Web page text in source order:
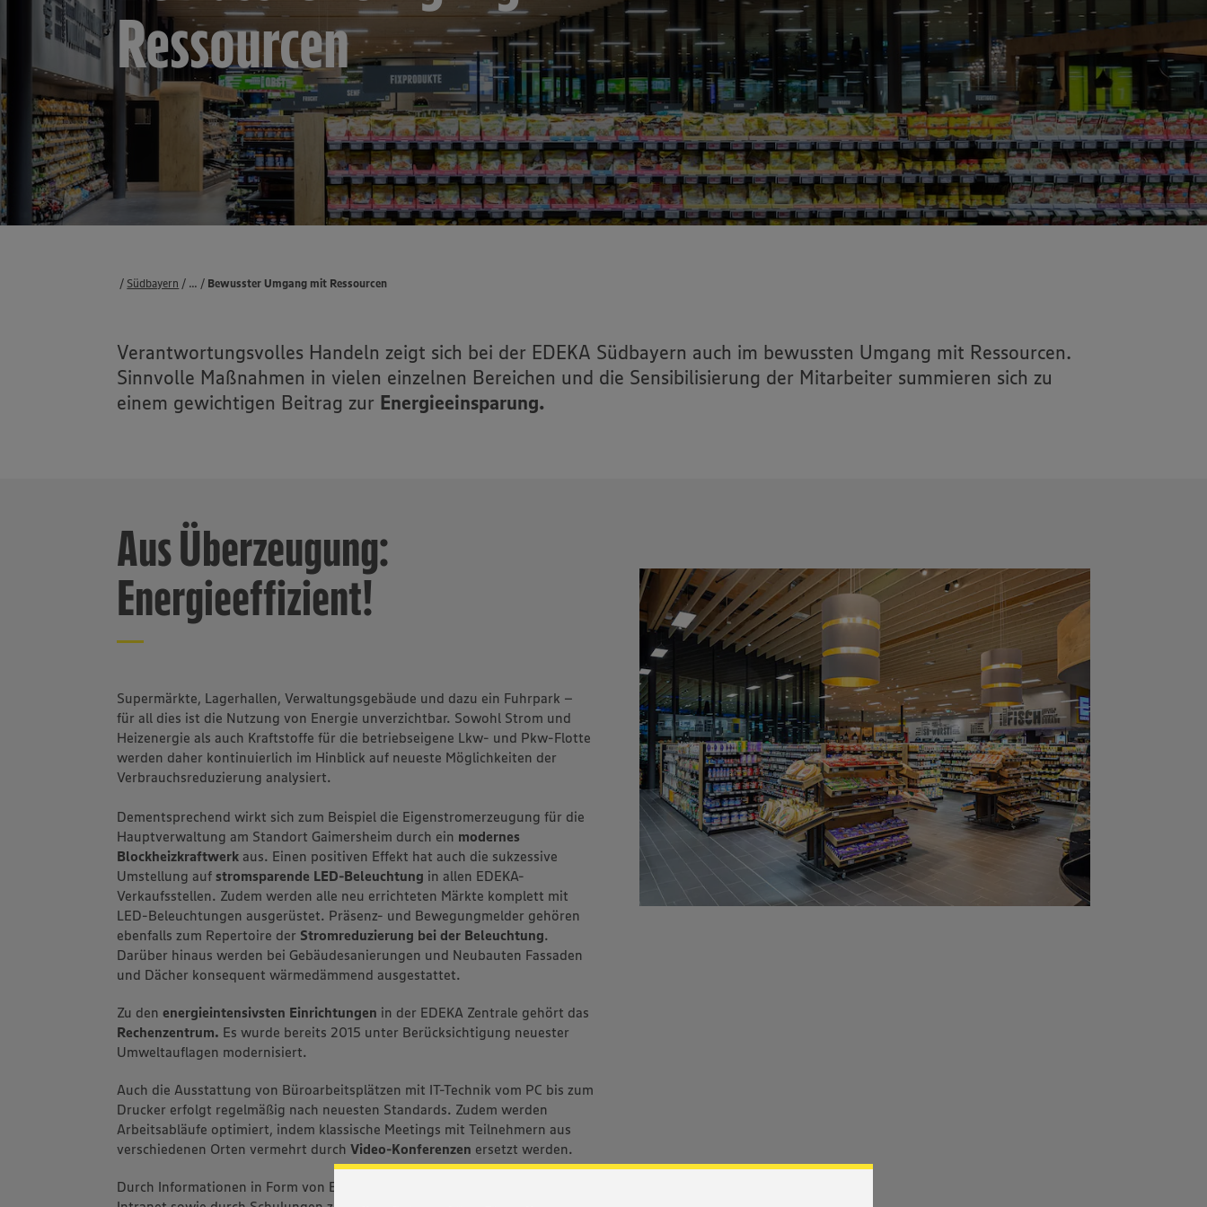
Verpackungen
Apeel-Produkte
Mikroplastikfrei-Siegel
Verkehrssicherheit: Aktion
Abbiegeassistent
Südbayern Verantwortung
Umwelt
Bewusster Umgang mit Ressourcen
...
Ressourcen
Verantwortungsvolles Handeln zeigt sich bei der EDEKA Südbayern auch im bewussten Umgang mit Ressourcen.
Sinnvolle Maßnahmen in vielen einzelnen Bereichen und die Sensibilisierung der Mitarbeiter summieren sich zu
einem gewichtigen Beitrag zur Energieeinsparung.
Aus Überzeugung:
Energieeffizient!
Supermärkte, Lagerhallen, Verwaltungsgebäude und dazu ein Fuhrpark –
für all dies ist die Nutzung von Energie unverzichtbar. Sowohl Strom und
Heizenergie als auch Kraftstoffe für die betriebseigene Lkw- und Pkw-Flotte
werden daher kontinuierlich im Hinblick auf neueste Möglichkeiten der
Verbrauchsreduzierung analysiert.
Dementsprechend wirkt sich zum Beispiel die Eigenstromerzeugung für die
Hauptverwaltung am Standort Gaimersheim durch ein modernes
Blockheizkraftwerk aus. Einen positiven Effekt hat auch die sukzessive
Umstellung aufstromsparende LED-Beleuchtung in allen EDEKA-
Verkaufsstellen. Zudem werden alle neu errichteten Märkte komplett mit
LED-Beleuchtungen ausgerüstet. Präsenz- und Bewegungmelder gehören
ebenfalls zum Repertoire der Stromreduzierung bei der Beleuchtung.
Darüber hinaus werden bei Gebäudesanierungen und Neubauten Fassaden
und Dächer konsequent wärmedämmend ausgestattet.
Zu denenergieintensivsten Einrichtungen in der EDEKA Zentrale gehört das
Rechenzentrum. Es wurde bereits 2015 unter Berücksichtigung neuester
Umweltauflagen modernisiert.
Auch die Ausstattung von Büroarbeitsplätzen mit IT-Technik vom PC bis zum
Drucker erfolgt regelmäßig nach neuesten Standards. Zudem werden
Arbeitsabläufe optimiert, indem klassische Meetings mit Teilnehmern aus
verschiedenen Orten vermehrt durchVideo-Konferenzen ersetzt werden.
Durch Informationen in Form von E-Mail-Rundschreiben und Beiträgen im